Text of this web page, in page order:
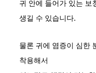
귀 안에 들어가 있는 보
생길 수 있습니다.
물론 귀에 염증이 심한
착용해서